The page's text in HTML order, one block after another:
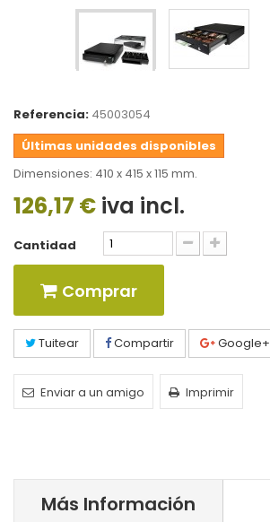
Referencia: 45003054
Últimas unidades disponibles
Dimensiones: 410 x 415 x 115 mm.
126,17 € iva incl.
Cantidad
Comprar
Tuitear Compartir Google+
Enviar a un amigo Imprimir
Más Información